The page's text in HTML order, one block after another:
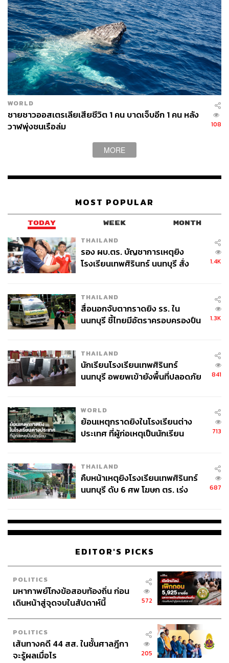
WORLD
ชายชาวออสเตรเลียเสียชีวิต 1 คน บาดเจ็บอีก 1 คน หลัง
วาฬพุ่งชนเรือล่ม
108
MORE
MOST POPULAR
TODAY WEEK MONTH
THAILAND
รอง ผบ.ตร. บัญชาการเหตุยิง
โรงเรียนเทพศิรินทร์ นนทบุรี สั่ง
1.4K
THAILAND
สื่อนอกจับตากราดยิง รร. ใน
นนทบุรี ชี้ไทยมีอัตราครอบครองปืน
1.3K
THAILAND
นักเรียนโรงเรียนเทพศิรินทร์
นนทบุรี อพยพเข้ายังพื้นที่ปลอดภัย
841
WORLD
ย้อนเหตุกราดยิงในโรงเรียนต่าง
ประเทศ ที่ผู้ก่อเหตุเป็นนักเรียน
713
THAILAND
คืบหน้าเหตุยิงโรงเรียนเทพศิรินทร์
นนทบุรี ดับ 6 ศพ โฆษก ตร. เร่ง
687
EDITOR'S PICKS
POLITICS
มหากาพย์โกงข้อสอบท้องถิ่น ก่อน
เดินหน้าสู่จุดจบในสัปดาห์นี้
572
POLITICS
เส้นทางคดี 44 สส. ในชั้นศาลฎีกา
จะรู้ผลเมื่อไร
205